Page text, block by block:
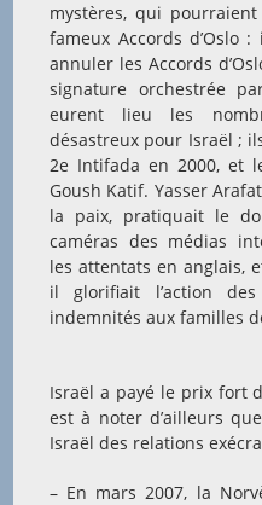
mystères, qui
fameux Accords d’Oslo
annuler les Accords
signature orchestrée
eurent lieu les
désastreux pour Israël ;
2e Intifada en 2000, et
Goush Katif. Yasser
la paix, pratiquait le
caméras des médias
les attentats en anglais,
il glorifiait l’action des
indemnités aux familles
Israël a payé le prix fort
est à noter d’ailleurs
Israël des relations
– En mars 2007, la